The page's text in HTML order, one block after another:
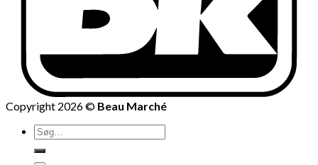
Copyright 2026 © Beau Marché
Søg
efter: